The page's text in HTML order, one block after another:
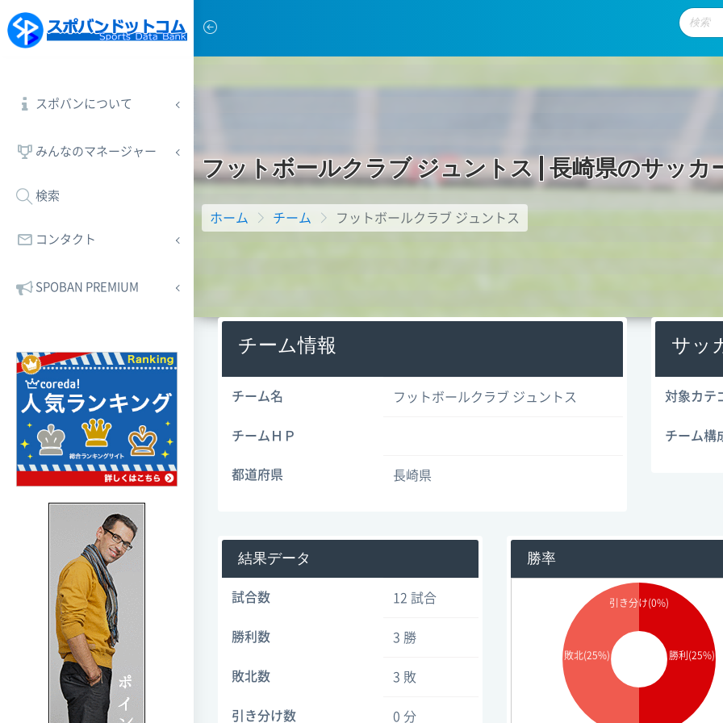
スポバンについて
みんなのマネージャー
検索
コンタクト
SPOBAN PREMIUM
フットボールクラブジュン トス 長崎県のサッカ
ホーム チーム フットボールクラブ ジュントス
チーム情報
チーム名 フットボールクラブ ジュントス
チームＨＰ
都道府県 長崎県
サッ
対象カテ
チーム構
結果データ
試合数 12 試合
勝利数 3 勝
敗北数 3 敗
引き分け数 0 分
勝率
勝利(25%)
敗北(25%)
引き分け(0%)